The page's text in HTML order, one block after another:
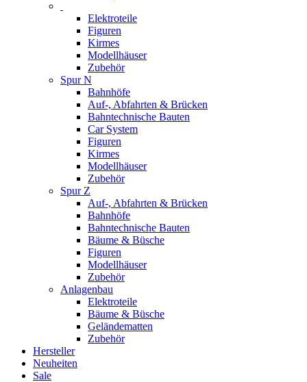
Elektroteile
Figuren
Kirmes
Modellhäuser
Zubehör
Spur N
Bahnhöfe
Auf-, Abfahrten & Brücken
Bahntechnische Bauten
Car System
Figuren
Kirmes
Modellhäuser
Zubehör
Spur Z
Auf-, Abfahrten & Brücken
Bahnhöfe
Bahntechnische Bauten
Bäume & Büsche
Figuren
Modellhäuser
Zubehör
Anlagenbau
Elektroteile
Bäume & Büsche
Geländematten
Zubehör
Hersteller
Neuheiten
Sale